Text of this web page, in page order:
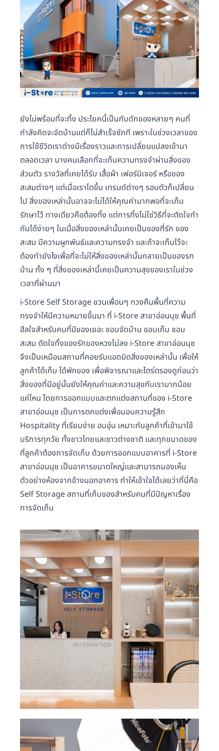
ยังไม่พร้อมที่จะทิ้ง ประโยคนี้เป็นกับดักของหลายๆ คนที่
กำลังคิดจะจัดบ้านแต่ก็ไม่สำเร็จซักที เพราะในช่วงเวลาของ
การใช้ชีวิตเราต่างมีเรื่องราวและการเปลี่ยนแปลงเข้ามา
ตลอดเวลา บางคนเลือกที่จะเก็บความทรงจำผ่านสิ่งของ
ส่วนตัว รางวัลที่เคยได้รับ เสื้อผ้า เฟอร์นิเจอร์ หรือของ
สะสมต่างๆ แต่เมื่อเราโตขึ้น เทรนด์ต่างๆ รอบตัวก็เปลี่ยน
ไป สิ่งของเหล่านั้นอาจจะไม่ได้ให้คุณค่ามากพอที่จะเก็บ
รักษาไว้ ทางเดียวคือต้องทิ้ง แต่การทิ้งไม่ใช่วิธีที่จะตัดใจทำ
กันได้ง่ายๆ ในเมื่อสิ่งของเหล่านั้นเคยเป็นของที่รัก ของ
สะสม มีความผูกพันธ์และความทรงจำ และถ้าจะเก็บไว้จะ
ต้องทำยังไงเพื่อที่จะไม่ให้สิ่งของเหล่านั้นกลายเป็นของรก
บ้าน ทั้ง ๆ ที่สิ่งของเหล่านี้เคยเป็นความสุขของเราในช่วง
เวลาที่ผ่านมา
i-Store Self Storage ชวนเพื่อนๆ ทวงคืนพื้นที่ความ
ทรงจำให้มีความหมายขึ้นมา ที่ i-Store สาขาอ่อนนุช พื้นที่
ฮีลใจสำหรับคนที่มีของเยอะ ชอบจัดบ้าน ชอบเก็บ ชอบ
สะสม ตัดใจทิ้งของรักของหวงไม่ลง i-Store สาขาอ่อนนุช
จึงเป็นเหมือนสถานที่คอยรับแอดมิดสิ่งของเหล่านั้น เพื่อให้
ลูกค้าได้เก็บ ได้พักของ เพื่อพิจารณาและไตร่ตรองดูก่อนว่า
สิ่งของที่มีอยู่นั้นยังให้คุณค่าและความสุขกับเรามากน้อย
แค่ไหน โดยการออกแบบและตกแต่งสถานที่ของ i-Store
สาขาอ่อนนุช เป็นการตกแต่งเพื่อมอบความรู้สึก
Hospitality ที่เรียบง่าย อบอุ่น เหมาะกับลูกค้าที่เข้ามาใช้
บริการทุกวัย ทั้งชาวไทยและชาวต่างชาติ และทุกขนาดของ
ที่ลูกค้าต้องการจัดเก็บ ด้วยการออกแบบอาคารที่ i-Store
สาขาอ่อนนุช เป็นอาคารขนาดใหญ่และสามารถมองเห็น
ตัวอย่างห้องจากข้างนอกอาคาร ทำให้เข้าใจได้เลยว่าที่นี่คือ
Self Storage สถานที่เก็บของสำหรับคนที่มีปัญหาเรื่อง
การจัดเก็บ